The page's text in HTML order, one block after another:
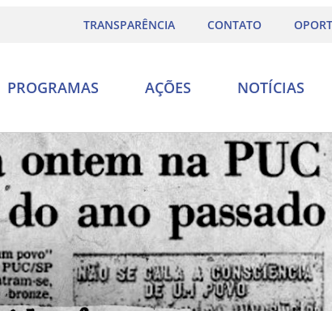
TRANSPARÊNCIA CONTATO
PROGRAMAS AÇÕES NOTÍCIAS